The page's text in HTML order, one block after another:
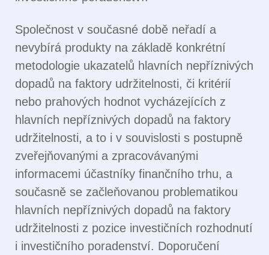
Společnost v současné době neřadí a
nevybírá produkty na základě konkrétní
metodologie ukazatelů hlavních nepříznivých
dopadů na faktory udržitelnosti, či kritérií
nebo prahových hodnot vycházejících z
hlavních nepříznivých dopadů na faktory
udržitelnosti, a to i v souvislosti s postupně
zveřejňovanými a zpracovávanými
informacemi účastníky finančního trhu, a
současně se začleňovanou problematikou
hlavních nepříznivých dopadů na faktory
udržitelnosti z pozice investičních rozhodnutí
i investičního poradenství. Doporučení